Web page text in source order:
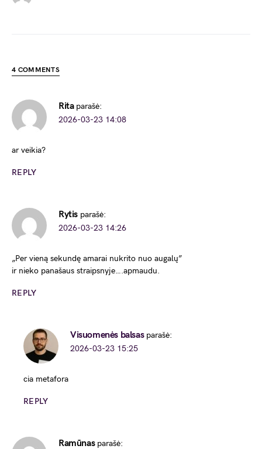
4 COMMENTS
Rita parašė:
2026-03-23 14:08
ar veikia?
REPLY
Rytis parašė:
2026-03-23 14:26
„Per vieną sekundę amarai nukrito nuo augalų”
ir nieko panašaus straipsnyje….apmaudu.
REPLY
Visuomenės balsas parašė:
2026-03-23 15:25
cia metafora
REPLY
Ramūnas parašė: